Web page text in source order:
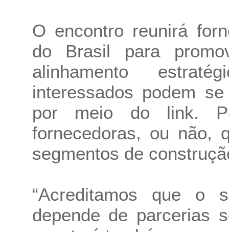
O encontro reunirá
do Brasil para
alinhamento
interessados podem
por meio do link.
fornecedoras, ou não,
segmentos de
“Acreditamos que o
depende de parcerias